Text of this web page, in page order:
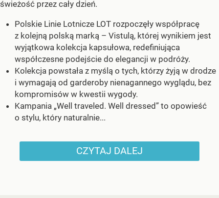
świeżość przez cały dzień.
Polskie Linie Lotnicze LOT rozpoczęły współpracę
z kolejną polską marką – Vistulą, której wynikiem jest
wyjątkowa kolekcja kapsułowa, redefiniująca
współczesne podejście do elegancji w podróży.
Kolekcja powstała z myślą o tych, którzy żyją w drodze
i wymagają od garderoby nienagannego wyglądu, bez
kompromisów w kwestii wygody.
Kampania „Well traveled. Well dressed” to opowieść
o stylu, który naturalnie...
CZYTAJ DALEJ